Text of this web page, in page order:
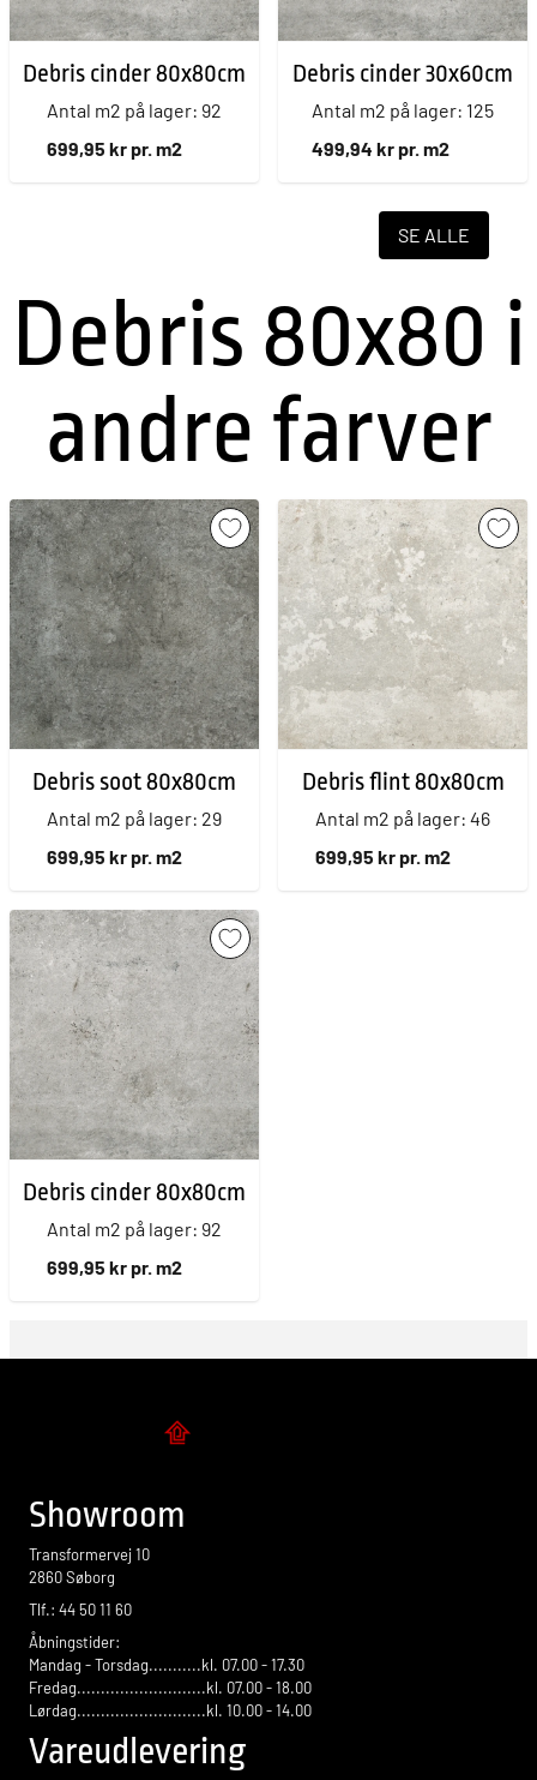
Debris cinder 80x80cm
Antal m2 på lager: 92
699,95 kr pr. m2
Debris cinder 30x60cm
Antal m2 på lager: 125
499,94 kr pr. m2
SE ALLE
Debris 80x80 i
andre farver
Debris soot 80x80cm
Antal m2 på lager: 29
699,95 kr pr. m2
Debris flint 80x80cm
Antal m2 på lager: 46
699,95 kr pr. m2
Debris cinder 80x80cm
Antal m2 på lager: 92
699,95 kr pr. m2
Showroom
Transformervej 10
2860 Søborg
Tlf.: 44 50 11 60
Åbningstider:
Mandag - Torsdag...........kl. 07.00 - 17.30
Fredag...........................kl. 07.00 - 18.00
Lørdag...........................kl. 10.00 - 14.00
Vareudlevering